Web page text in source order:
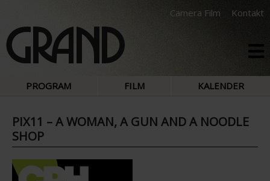
Camera Film Kontakt
PROGRAM FILM KALENDER
PIX11 – A WOMAN, A GUN AND A NOODLE
SHOP